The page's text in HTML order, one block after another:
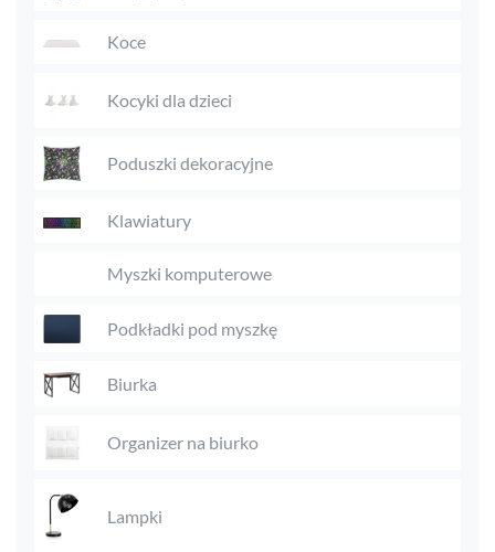
Koce
Kocyki dla dzieci
Poduszki dekoracyjne
Klawiatury
Myszki komputerowe
Podkładki pod myszkę
Biurka
Organizer na biurko
Lampki